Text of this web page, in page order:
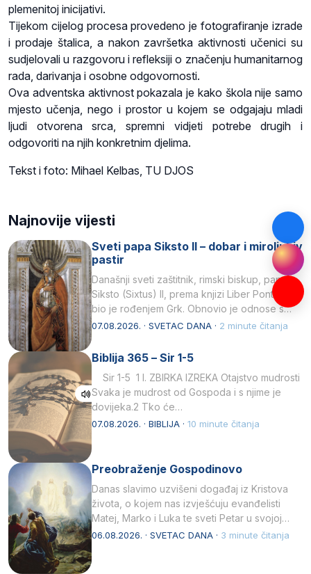
plemenitoj inicijativi.
Tijekom cijelog procesa provedeno je fotografiranje izrade
i prodaje štalica, a nakon završetka aktivnosti učenici su
sudjelovali u razgovoru i refleksiji o značenju humanitarnog
rada, darivanja i osobne odgovornosti.
Ova adventska aktivnost pokazala je kako škola nije samo
mjesto učenja, nego i prostor u kojem se odgajaju mladi
ljudi otvorena srca, spremni vidjeti potrebe drugih i
odgovoriti na njih konkretnim djelima.
Tekst i foto: Mihael Kelbas, TU DJOS
Najnovije vijesti
Sveti papa Siksto II – dobar i miroljubiv
pastir
Današnji sveti zaštitnik, rimski biskup, papa
Siksto (Sixtus) II, prema knjizi Liber Pontificalis
bio je rođenjem Grk. Obnovio je odnose s
afričkim…
07.08.2026. · SVETAC DANA · 2 minute čitanja
Biblija 365 – Sir 1-5
Sir 1-5 1 I. ZBIRKA IZREKA Otajstvo mudrosti
Svaka je mudrost od Gospoda i s njime je
dovijeka.2 Tko će…
07.08.2026. · BIBLIJA · 10 minute čitanja
Preobraženje Gospodinovo
Danas slavimo uzvišeni događaj iz Kristova
života, o kojem nas izvješćuju evanđelisti
Matej, Marko i Luka te sveti Petar u svojoj
drugoj…
06.08.2026. · SVETAC DANA · 3 minute čitanja